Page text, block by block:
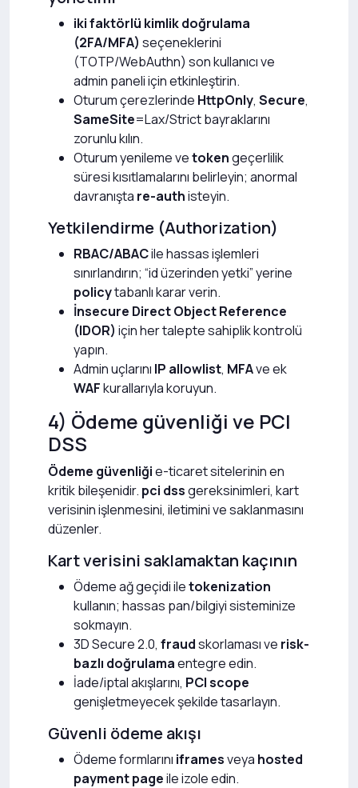
iki faktörlü kimlik doğrulama
(2FA/MFA) seçeneklerini
(TOTP/WebAuthn) son kullanıcı ve
admin paneli için etkinleştirin.
Oturum çerezlerinde HttpOnly, Secure,
SameSite=Lax/Strict bayraklarını
zorunlu kılın.
Oturum yenileme vetokengeçerlilik
süresi kısıtlamalarını belirleyin; anormal
davranışta re-authisteyin.
Yetkilendirme (Authorization)
RBAC/ABACile hassas işlemleri
sınırlandırın; “id üzerinden yetki” yerine
policytabanlı karar verin.
İnsecure Direct Object Reference
(IDOR) için her talepte sahiplik kontrolü
yapın.
Admin uçlarını IP allowlist, MFAve ek
WAFkurallarıyla koruyun.
4) Ödeme güvenliği ve PCI
DSS
Ödeme güvenliğie-ticaret sitelerinin en
kritik bileşenidir. pci dssgereksinimleri, kart
verisinin işlenmesini, iletimini ve saklanmasını
düzenler.
Kart verisini saklamaktan kaçının
Ödeme ağ geçidi iletokenization
kullanın; hassas pan/bilgiyi sisteminize
sokmayın.
3D Secure 2.0, fraudskorlaması ve risk-
bazlı doğrulamaentegre edin.
İade/iptal akışlarını, PCI scope
genişletmeyecek şekilde tasarlayın.
Güvenli ödeme akışı
Ödeme formlarını iframesveya hosted
payment pageile izole edin.